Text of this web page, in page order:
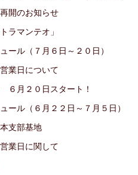
開のお知らせ
ラマンテオ」
ール（７月６日～２０日）
業日について
６月２０日スタート！
ール（６月２２日～７月５日）
支部基地
業日に関して